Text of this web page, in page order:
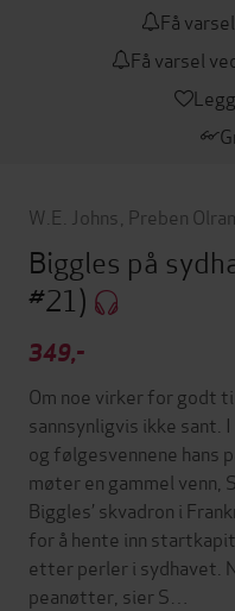
Få
Få varsel
W.E. Johns Preben
Biggles på
#21)
349,-
Om noe virker for godt
sannsynligvis ikke sant.
og følgesvennene hans
møter en gammel venn,
Biggles’ skvadron i
for å hente inn
etter perler i sydhavet.
peanøtter, sier S…